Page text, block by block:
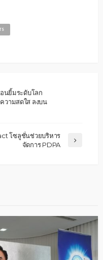
นยิ้มระดับโลก
วามสดใส ลงบน
โซลูชั่นช่วยบริหาร
จัดการ PDPA